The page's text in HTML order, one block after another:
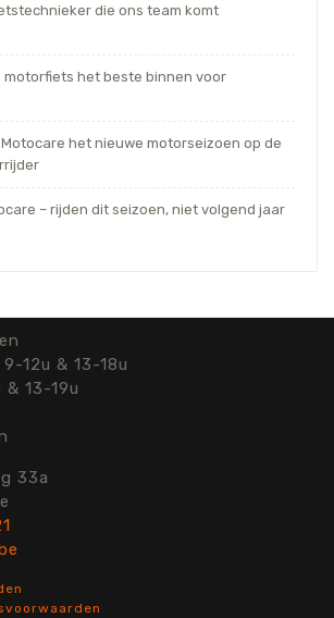
die ons team komt
motorfiets het beste binnen voor
het nieuwe motorseizoen op de
– rijden dit seizoen, niet volgend jaar
12u & 13-18u
13-19u
33a